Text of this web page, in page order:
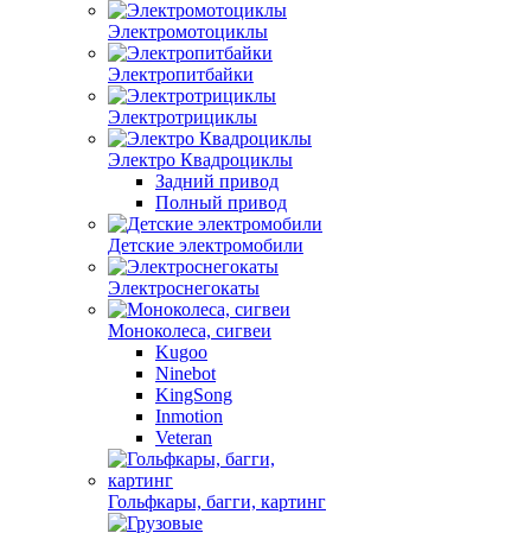
Электромотоциклы
Электропитбайки
Электротрициклы
Электро Квадроциклы
Задний привод
Полный привод
Детские электромобили
Электроснегокаты
Моноколеса, сигвеи
Kugoo
Ninebot
KingSong
Inmotion
Veteran
Гольфкары, багги, картинг